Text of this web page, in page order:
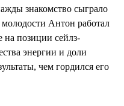
знакомство сыграло
Антон работал
на позиции сейлз-
энергии и доли
чем гордился его